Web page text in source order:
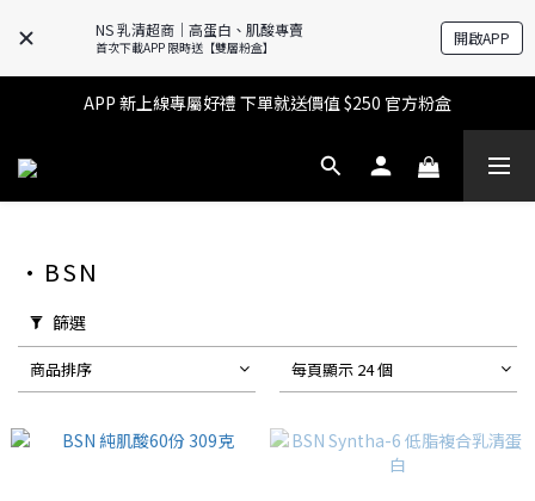
NS 乳清超商｜高蛋白、肌酸專賣
首次下載APP 限時送【雙層粉盒】 開啟APP
🔥滿$599【超商取貨免運】下單再送2%購物金+點數‼️
🔥滿$599【超商取貨免運】下單再送2%購物金+點數‼️
APP 新上線專屬好禮 下單就送價值 $250 官方粉盒
👉 乳清超商保障｜7 天鑑賞・免費退換貨
•BSN
篩選
商品排序 每頁顯示 24 個